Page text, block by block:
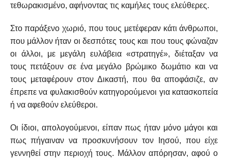
τεθωρακισμένο, αφήνοντας τις καμήλες τους ελεύθερες.
Στο παράξενο χωριό, που τους μετέφεραν κάτι άνθρωποι,
που μάλλον ήταν οι δεσπότες τους και που τους φώναζαν
οι άλλοι, με μεγάλη ευλάβεια «στρατηγέ», διέταξαν να
τους πετάξουν σε ένα μεγάλο βρώμικο δωμάτιο και να
τους μεταφέρουν στον Δικαστή, που θα αποφάσιζε, αν
έπρεπε να φυλακισθούν κατηγορούμενοι για κατασκοπεία
ή να αφεθούν ελεύθεροι.
Οι ίδιοι, απολογούμενοι, είπαν πως ήταν μόνο μάγοι και
πως πήγαιναν να προσκυνήσουν τον Ιησού, που είχε
γεννηθεί στην περιοχή τους. Μάλλον απόρησαν, αφού ο